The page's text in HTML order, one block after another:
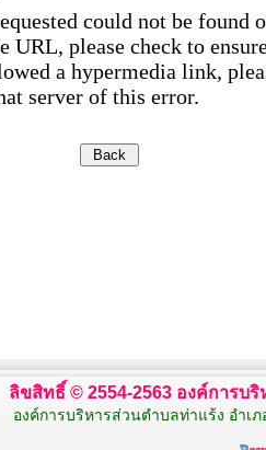
ลิขสิทธิ์ © 2554-2563 องค์การบ
องค์การบริหารส่วนตำบลท่าแร้ง อำเ